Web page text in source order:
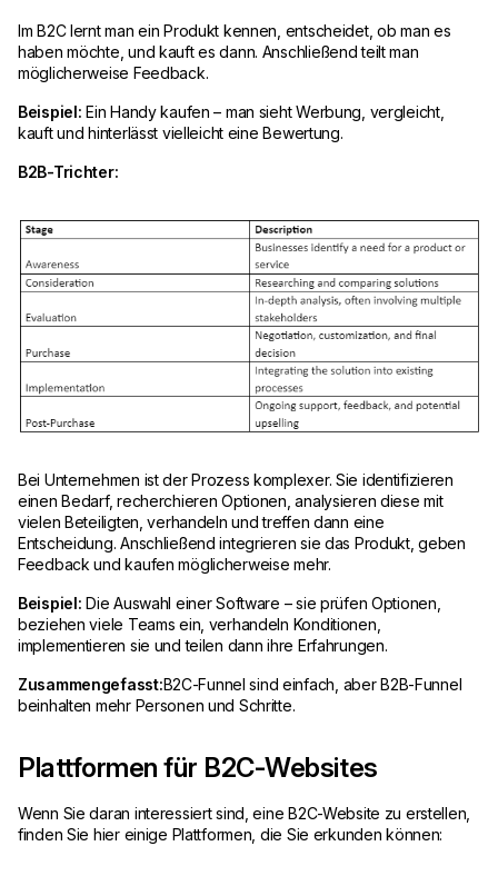
Im B2C lernt man ein Produkt kennen, entscheidet, ob man es
haben möchte, und kauft es dann. Anschließend teilt man
möglicherweise Feedback.
Beispiel: Ein Handy kaufen – man sieht Werbung, vergleicht,
kauft und hinterlässt vielleicht eine Bewertung.
B2B-Trichter:
Bei Unternehmen ist der Prozess komplexer. Sie identifizieren
einen Bedarf, recherchieren Optionen, analysieren diese mit
vielen Beteiligten, verhandeln und treffen dann eine
Entscheidung. Anschließend integrieren sie das Produkt, geben
Feedback und kaufen möglicherweise mehr.
Beispiel: Die Auswahl einer Software – sie prüfen Optionen,
beziehen viele Teams ein, verhandeln Konditionen,
implementieren sie und teilen dann ihre Erfahrungen.
Zusammengefasst:B2C-Funnel sind einfach, aber B2B-Funnel
beinhalten mehr Personen und Schritte.
Plattformen für B2C-Websites
Wenn Sie daran interessiert sind, eine B2C-Website zu erstellen,
finden Sie hier einige Plattformen, die Sie erkunden können: